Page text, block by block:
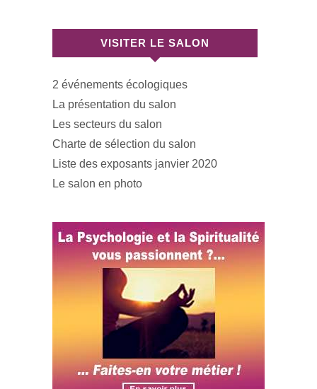
VISITER LE SALON
2 événements écologiques
La présentation du salon
Les secteurs du salon
Charte de sélection du salon
Liste des exposants janvier 2020
Le salon en photo